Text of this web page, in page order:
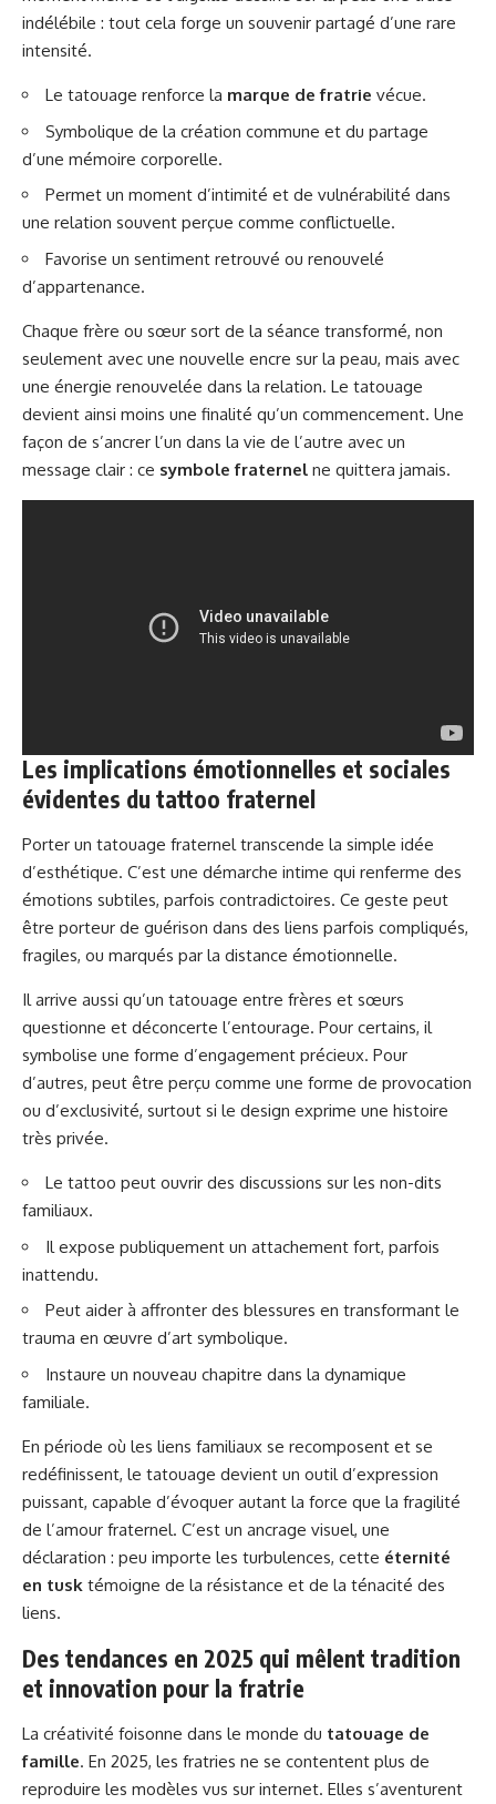
indélébile : tout cela forge un souvenir partagé d’une rare
intensité.
Le tatouage renforce la marque de fratrie vécue.
Symbolique de la création commune et du partage
d’une mémoire corporelle.
Permet un moment d’intimité et de vulnérabilité dans
une relation souvent perçue comme conflictuelle.
Favorise un sentiment retrouvé ou renouvelé
d’appartenance.
Chaque frère ou sœur sort de la séance transformé, non
seulement avec une nouvelle encre sur la peau, mais avec
une énergie renouvelée dans la relation. Le tatouage
devient ainsi moins une finalité qu’un commencement. Une
façon de s’ancrer l’un dans la vie de l’autre avec un
message clair : ce symbole fraternel ne quittera jamais.
Les implications émotionnelles et sociales
évidentes du tattoo fraternel
Porter un tatouage fraternel transcende la simple idée
d’esthétique. C’est une démarche intime qui renferme des
émotions subtiles, parfois contradictoires. Ce geste peut
être porteur de guérison dans des liens parfois compliqués,
fragiles, ou marqués par la distance émotionnelle.
Il arrive aussi qu’un tatouage entre frères et sœurs
questionne et déconcerte l’entourage. Pour certains, il
symbolise une forme d’engagement précieux. Pour
d’autres, peut être perçu comme une forme de provocation
ou d’exclusivité, surtout si le design exprime une histoire
très privée.
Le tattoo peut ouvrir des discussions sur les non-dits
familiaux.
Il expose publiquement un attachement fort, parfois
inattendu.
Peut aider à affronter des blessures en transformant le
trauma en œuvre d’art symbolique.
Instaure un nouveau chapitre dans la dynamique
familiale.
En période où les liens familiaux se recomposent et se
redéfinissent, le tatouage devient un outil d’expression
puissant, capable d’évoquer autant la force que la fragilité
de l’amour fraternel. C’est un ancrage visuel, une
déclaration : peu importe les turbulences, cette éternité
en tusk témoigne de la résistance et de la ténacité des
liens.
Des tendances en 2025 qui mêlent tradition
et innovation pour la fratrie
La créativité foisonne dans le monde du tatouage de
famille. En 2025, les fratries ne se contentent plus de
reproduire les modèles vus sur internet. Elles s’aventurent